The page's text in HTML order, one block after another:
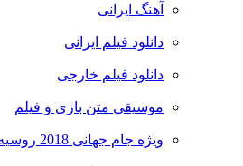
آهنگ ایرانی
دانلود فیلم ایرانی
دانلود فیلم خارجی
موسیقی متن بازی و فیلم
ویژه جام جهانی 2018 روسیه